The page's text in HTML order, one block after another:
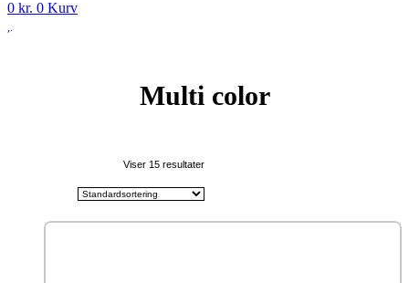
0 kr. 0 Kurv
Multi color
Viser 15 resultater